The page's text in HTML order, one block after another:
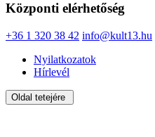
Központi elérhetőség
+36 1 320 38 42 info@kult13.hu
Nyilatkozatok
Hírlevél
Oldal tetejére